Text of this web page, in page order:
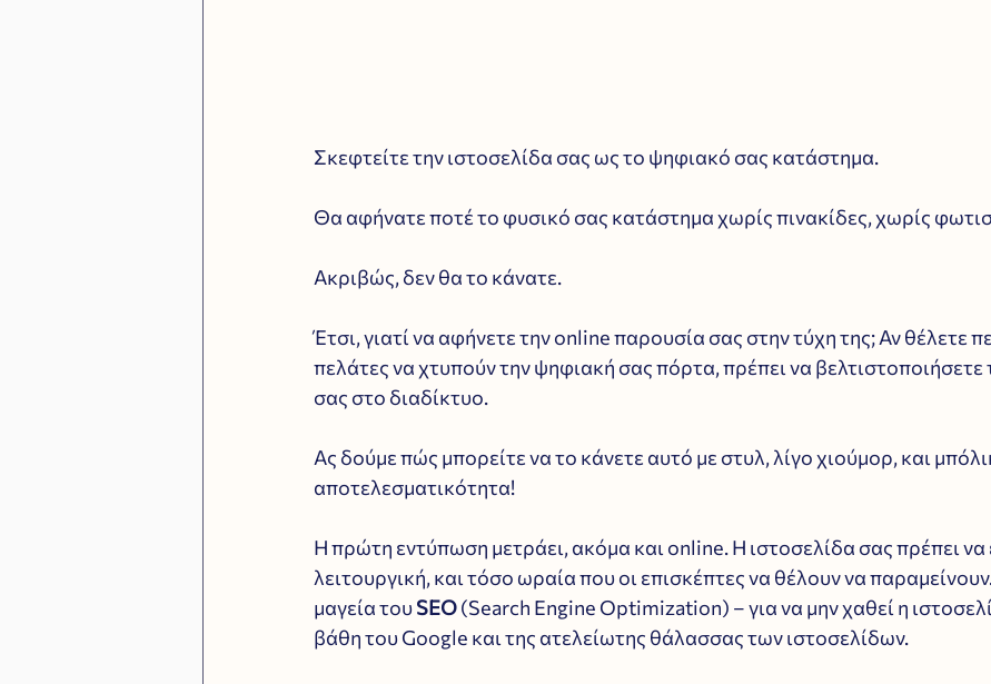
Σκεφτείτε την ιστοσελίδα σας ως το ψηφιακό σας κατάστημα.
Θα αφήνατε ποτέ το φυσικό σας κατάστημα χωρίς πινακίδες, χωρίς
Ακριβώς, δεν θα το κάνατε.
Έτσι, γιατί να αφήνετε την online παρουσία σας στην τύχη της; Αν θέλετε
πελάτες να χτυπούν την ψηφιακή σας πόρτα, πρέπει να βελτιστοποιήσετε
σας στο διαδίκτυο.
Ας δούμε πώς μπορείτε να το κάνετε αυτό με στυλ, λίγο χιούμορ, και
αποτελεσματικότητα!
Η πρώτη εντύπωση μετράει, ακόμα και online. Η ιστοσελίδα σας πρέπει να
λειτουργική, και τόσο ωραία που οι επισκέπτες να θέλουν να
μαγεία του SEO (Search Engine Optimization) – για να μην χαθεί η
βάθη του Google και της ατελείωτης θάλασσας των ιστοσελίδων.